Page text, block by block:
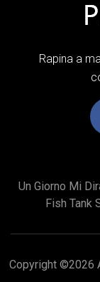
Rapina a
Un Giorno Mi
Fish Tank
Copyright ©2026